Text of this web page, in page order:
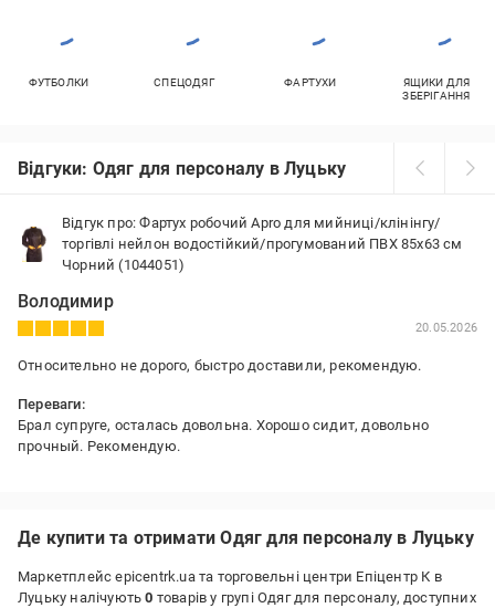
ФУТБОЛКИ СПЕЦОДЯГ ФАРТУХИ
ЯЩИКИ ДЛЯ
ЗБЕРІГАННЯ
Відгуки: Одяг для персоналу в Луцьку
Відгук про: Фартух робочий Apro для мийниці/клінінгу/
торгівлі нейлон водостійкий/прогумований ПВХ 85x63 см
Чорний (1044051)
Володимир
20.05.2026
Относительно не дорого, быстро доставили, рекомендую.
Переваги:
Брал супруге, осталась довольна. Хорошо сидит, довольно
прочный. Рекомендую.
Де купити та отримати Одяг для персоналу в Луцьку
Маркетплейс epicentrk.ua та торговельні центри Епіцентр К в
Луцьку налічують0 товарів у групі Одяг для персоналу, доступних